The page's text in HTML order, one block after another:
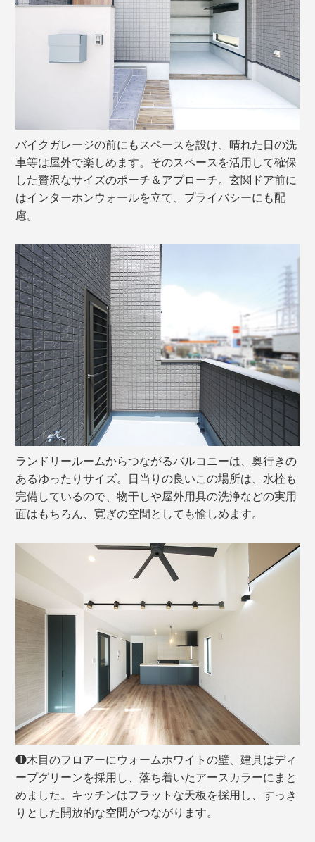
バイクガレージの前にもスペースを設け、晴れた日の洗
車等は屋外で楽しめます。そのスペースを活用して確保
した贅沢なサイズのポーチ＆アプローチ。玄関ドア前に
はインターホンウォールを立て、プライバシーにも配
慮。
ランドリールームからつながるバルコニーは、奥行きの
あるゆったりサイズ。日当りの良いこの場所は、水栓も
完備しているので、物干しや屋外用具の洗浄などの実用
面はもちろん、寛ぎの空間としても愉しめます。
❶木目のフロアーにウォームホワイトの壁、建具はディ
ープグリーンを採用し、落ち着いたアースカラーにまと
めました。キッチンはフラットな天板を採用し、すっき
りとした開放的な空間がつながります。